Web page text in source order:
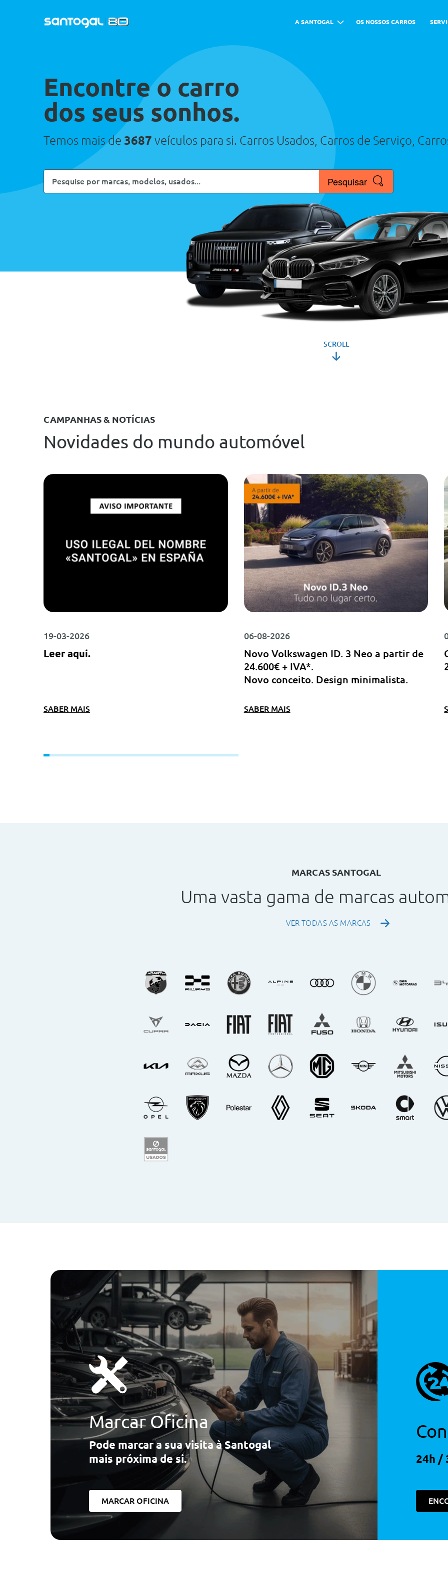
A SANTOGAL OS NOSSOS CARROS
Encontre o carro
dos seus sonhos.
Temos mais de 3687 veículos para si. Carros Usados, Carros de Serviço,
Pesquise
por
Pesquisar
SCROLL
CAMPANHAS & NOTÍCIAS
Novidades do mundo automóvel
19-03-2026
Leer aquí.
SABER MAIS
06-08-2026
Novo Volkswagen ID. 3 Neo a partir de
24.600€ + IVA*.
Novo conceito. Design minimalista.
SABER MAIS
MARCAS SANTOGAL
Uma vasta gama de marcas
VER TODAS AS MARCAS
Marcar Oficina
Pode marcar a sua visita à Santogal
mais próxima de si.
MARCAR OFICINA
24h /